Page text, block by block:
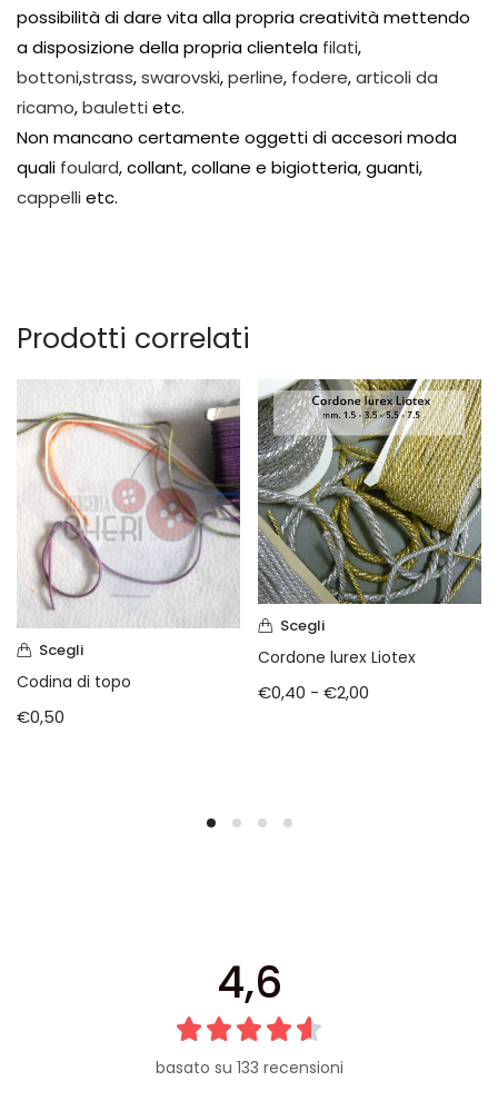
possibilità di dare vita alla propria creatività mettendo
a disposizione della propria clientela filati,
bottoni,strass,swarovski,perline, fodere,articoli da
ricamo,bauletti etc.
Non mancano certamente oggetti di accesori moda
quali foulard, collant, collane e bigiotteria, guanti,
cappelli etc.
Prodotti correlati
Scegli
Codina di topo
€0,50
Scegli
Cordone lurex Liotex
€0,40 - €2,00
4,6
basato su 133 recensioni